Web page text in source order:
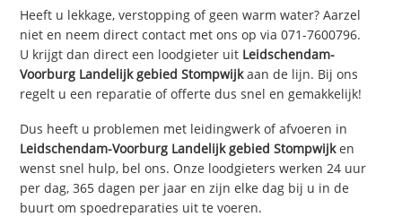
Heeft u lekkage, verstopping of geen warm water? Aarzel
niet en neem direct contact met ons op via 071-7600796.
U krijgt dan direct een loodgieter uit Leidschendam-
Voorburg Landelijk gebied Stompwijkaan de lijn. Bij ons
regelt u een reparatie of offerte dus snel en gemakkelijk!
Dus heeft u problemen met leidingwerk of afvoeren in
Leidschendam-Voorburg Landelijk gebied Stompwijken
wenst snel hulp, bel ons. Onze loodgieters werken 24 uur
per dag, 365 dagen per jaar en zijn elke dag bij u in de
buurt om spoedreparaties uit te voeren.